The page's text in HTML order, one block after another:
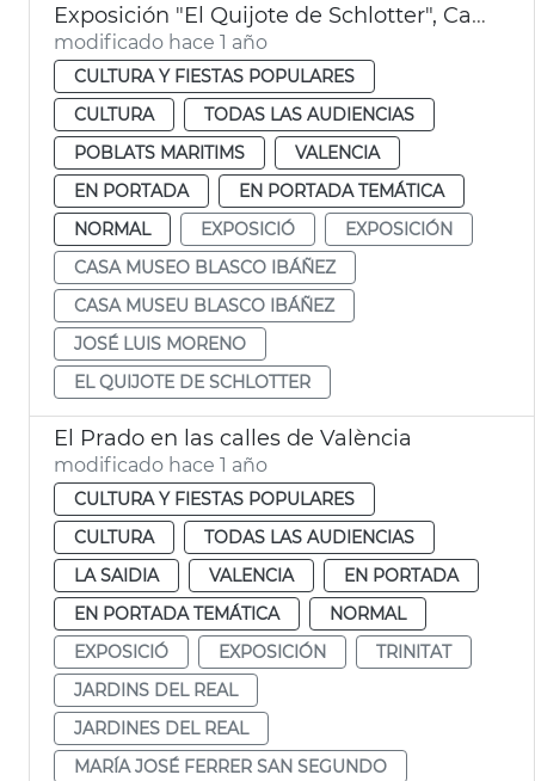
Exposición "El Quijote de Schlotter", Casa Museo Blasco Ibáñez
modificado hace 1 año
CULTURA Y FIESTAS POPULARES
CULTURA
TODAS LAS AUDIENCIAS
POBLATS MARITIMS
VALENCIA
EN PORTADA
EN PORTADA TEMÁTICA
NORMAL
EXPOSICIÓ
EXPOSICIÓN
CASA MUSEO BLASCO IBÁÑEZ
CASA MUSEU BLASCO IBÁÑEZ
JOSÉ LUIS MORENO
EL QUIJOTE DE SCHLOTTER
El Prado en las calles de València
modificado hace 1 año
CULTURA Y FIESTAS POPULARES
CULTURA
TODAS LAS AUDIENCIAS
LA SAIDIA
VALENCIA
EN PORTADA
EN PORTADA TEMÁTICA
NORMAL
EXPOSICIÓ
EXPOSICIÓN
TRINITAT
JARDINS DEL REAL
JARDINES DEL REAL
MARÍA JOSÉ FERRER SAN SEGUNDO